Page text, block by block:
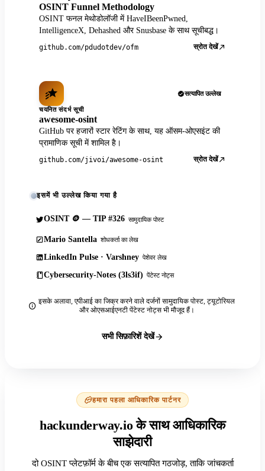
OSINT Funnel Methodology
OSINT फनल मेथोडोलॉजी में HaveIBeenPwned,
IntelligenceX, Dehashed और Snusbase के साथ सूचीबद्ध।
github.com/pdudotdev/ofm स्रोत देखें
सत्यापित उल्लेख
चयनित संदर्भ सूची
awesome-osint
GitHub पर हजारों स्टार रेटिंग के साथ, यह ऑसम-ओएसइंट की
प्रामाणिक सूची में शामिल है।
github.com/jivoi/awesome-osint स्रोत देखें
इसमें भी उल्लेख किया गया है
OSINT 🪙 — TIP #326 सामुदायिक पोस्ट
Mario Santella शोधकर्ता का लेख
LinkedIn Pulse · Varshney पेशेवर लेख
Cybersecurity-Notes (3ls3if) पेंटेस्ट नोट्स
इसके अलावा, एपीआई का जिक्र करने वाले दर्जनों सामुदायिक पोस्ट, ट्यूटोरियल
और ओएसआईएनटी पेंटेस्ट नोट्स भी मौजूद हैं।
सभी सिफ़ारिशें देखें
हमारा पहला आधिकारिक पार्टनर
hackunderway.io के साथ आधिकारिक
साझेदारी
दो OSINT प्लेटफ़ॉर्म के बीच एक सत्यापित गठजोड़, ताकि जांचकर्ता